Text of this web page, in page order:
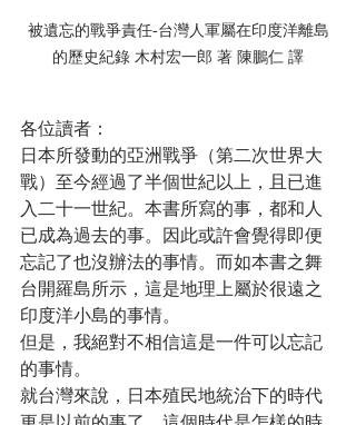
被遺忘的戰爭責任-台灣人軍屬在印度洋離島
的歷史紀錄 木村宏一郎 著 陳鵬仁 譯
各位讀者：
日本所發動的亞洲戰爭（第二次世界大
戰）至今經過了半個世紀以上，且已進
入二十一世紀。本書所寫的事，都和人
已成為過去的事。因此或許會覺得即便
忘記了也沒辦法的事情。而如本書之舞
台開羅島所示，這是地理上屬於很遠之
印度洋小島的事情。
但是，我絕對不相信這是一件可以忘記
的事情。
就台灣來說，日本殖民地統治下的時代